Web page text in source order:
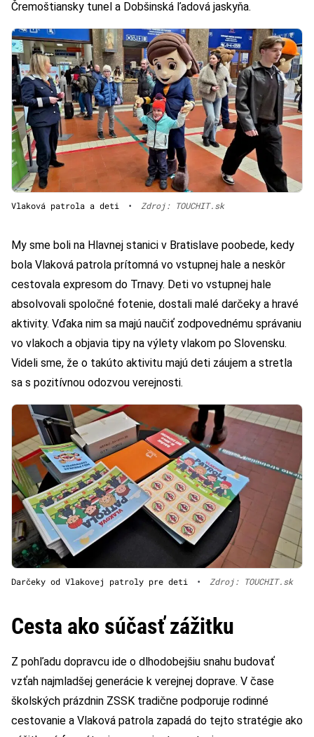
Čremoštiansky tunel a Dobšinská ľadová jaskyňa.
Vlaková patrola a deti • Zdroj: TOUCHIT.sk
My sme boli na Hlavnej stanici v Bratislave poobede, kedy
bola Vlaková patrola prítomná vo vstupnej hale a neskôr
cestovala expresom do Trnavy. Deti vo vstupnej hale
absolvovali spoločné fotenie, dostali malé darčeky a hravé
aktivity. Vďaka nim sa majú naučiť zodpovednému správaniu
vo vlakoch a objavia tipy na výlety vlakom po Slovensku.
Videli sme, že o takúto aktivitu majú deti záujem a stretla
sa s pozitívnou odozvou verejnosti.
Darčeky od Vlakovej patroly pre deti • Zdroj: TOUCHIT.sk
Cesta ako súčasť zážitku
Z pohľadu dopravcu ide o dlhodobejšiu snahu budovať
vzťah najmladšej generácie k verejnej doprave. V čase
školských prázdnin ZSSK tradične podporuje rodinné
cestovanie a Vlaková patrola zapadá do tejto stratégie ako